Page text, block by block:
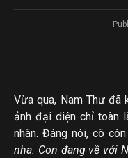
Vừa qua, Nam Thư đã
ảnh đại diện chỉ toàn
nhân. Đáng nói, cô
nha. Con đang về với